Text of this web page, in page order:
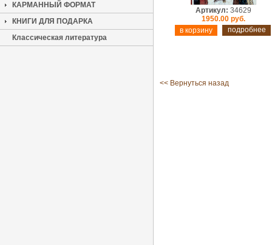
КАРМАННЫЙ ФОРМАТ
КНИГИ ДЛЯ ПОДАРКА
Классическая литература
Артикул: 34629
1950.00 руб.
подробнее
<< Вернуться назад